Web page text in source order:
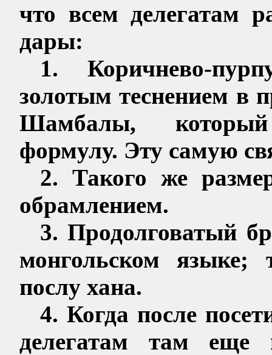
что всем делегатам
дары:
1. Коричнево-
золотым теснением в
Шамбалы,
формулу. Эту самую
2. Такого же
обрамлением.
3.Продолговатый
монгольском языке;
послу хана.
4. Когда после
делегатам там еще